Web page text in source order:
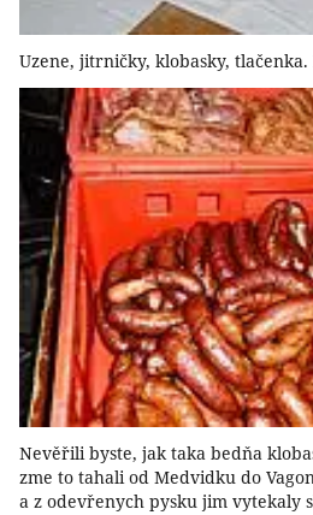
Uzene, jitrničky, klobasky, tlačenka.
Nevěřili byste, jak taka bedňa
zme to tahali od Medvidku do
a z odevřenych pysku jim vytekaly